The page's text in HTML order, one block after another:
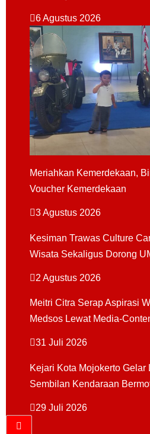
6 Agustus 2026
Meriahkan Kemerdekaan,
Voucher Kemerdekaan
3 Agustus 2026
Kesiman Trawas Culture
Wisata Sekaligus Dorong
2 Agustus 2026
Meitri Citra Serap Aspirasi
Medsos Lewat Media-
31 Juli 2026
Kejari Kota Mojokerto Gelar
Sembilan Kendaraan
29 Juli 2026